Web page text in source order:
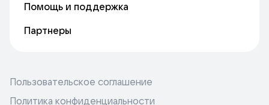
Помощь и поддержка
Партнеры
Пользовательское соглашение
Политика конфиденциальности